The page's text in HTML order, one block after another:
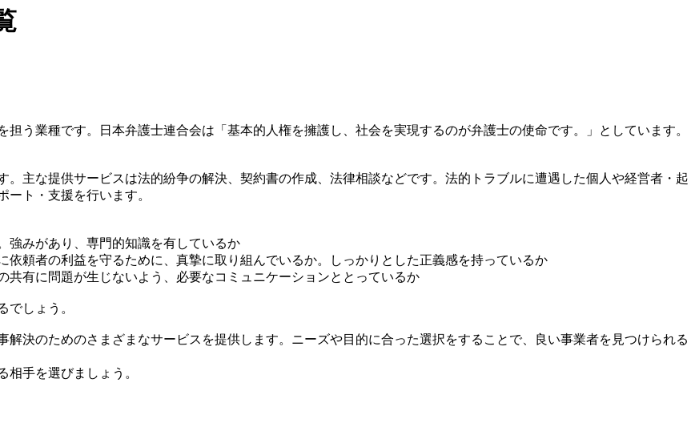
う業種です。日本弁護士連合会は「基本的人権を擁護し、社会を実現するのが弁護士の使命です。」としています。
主な提供サービスは法的紛争の解決、契約書の作成、法律相談などです。法的トラブルに遭遇した個人や経営者・起
ト・支援を行います。
強みがあり、専門的知識を有しているか
頼者の利益を守るために、真摯に取り組んでいるか。しっかりとした正義感を持っているか
有に問題が生じないよう、必要なコミュニケーションととっているか
でしょう。
決のためのさまざまなサービスを提供します。ニーズや目的に合った選択をすることで、良い事業者を見つけられる
手を選びましょう。